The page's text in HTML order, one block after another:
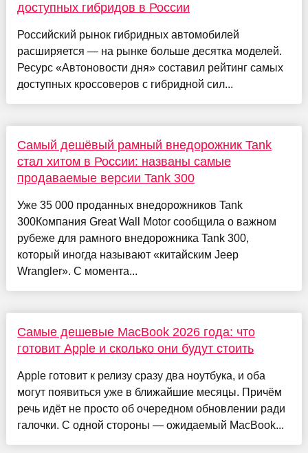
доступных гибридов в России
Российский рынок гибридных автомобилей
расширяется — на рынке больше десятка моделей.
Ресурс «Автоновости дня» составил рейтинг самых
доступных кроссоверов с гибридной сил...
Cамый дешёвый рамный внедорожник Tank
стал хитом в России: названы самые
продаваемые версии Tank 300
Уже 35 000 проданных внедорожников Tank
300Компания Great Wall Motor сообщила о важном
рубеже для рамного внедорожника Tank 300,
который иногда называют «китайским Jeep
Wrangler». С момента...
Самые дешевые MacBook 2026 года: что
готовит Apple и сколько они будут стоить
Apple готовит к релизу сразу два ноутбука, и оба
могут появиться уже в ближайшие месяцы. Причём
речь идёт не просто об очередном обновлении ради
галочки. С одной стороны — ожидаемый MacBook...